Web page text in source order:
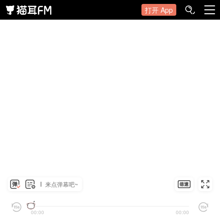
打开 App
来点弹幕吧~
00:00 00:00